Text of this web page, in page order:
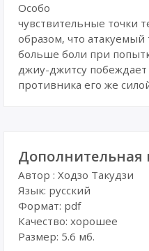
Особо
чувствительные точки
образом, что
больше боли при
джиу-джитсу побеждает
противника его же
Автор : Ходзо Такудзи
Язык: русский
Формат: pdf
Качество: хорошее
Размер: 5.6 мб.